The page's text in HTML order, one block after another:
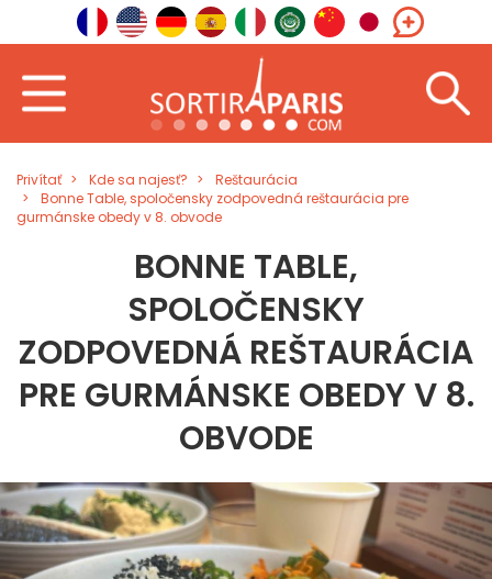
Privítať Kde sa najesť?
Reštaurácia
Bonne Table, spoločensky zodpovedná reštaurácia pre
gurmánske obedy v 8. obvode
BONNE TABLE,
SPOLOČENSKY
ZODPOVEDNÁ REŠTAURÁCIA
PRE GURMÁNSKE OBEDY V 8.
OBVODE